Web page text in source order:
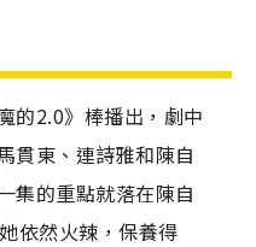
的2.0》棒播出，劇中
貫東、連詩雅和陳自
集的重點就落在陳自
依然火辣，保養得